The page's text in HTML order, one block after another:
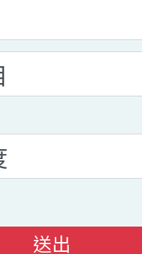
送出